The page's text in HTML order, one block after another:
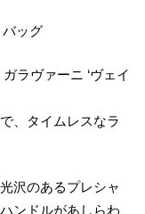
バッグ
ラヴァーニ ‘ヴェイ
、タイムレスなラ
沢のあるプレシャ
ンドルがあしらわ